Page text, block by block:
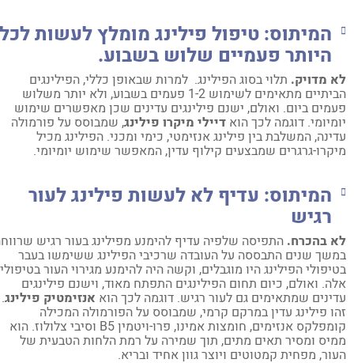
המיתוס:טיפול פילינג מומלץ לעשות לכל
היותר פעמיים שלוש בשבוע.
מדויק.תלוי בסוג הפילינג. למרות שבאופן כללי, הפילינגים
הביתיים מתאימים לשימוש 1-2 פעמים בשבוע, ולא יותר משלוש
ביום. ואולם, ישנם פילינגים עדינים שכן מאפשרים שימוש
דוגמה לכך הואדיילי מיקרו פילינג, שמבוסס על פורמולה
המשלבת בין פילינג אנזימטי, כימי ומכני. הפילינג מכיל
גרגרים שמבצעים קילוף עדין, המאפשר שימוש יומיומי.
המיתוס:עדיף לא לעשות פילינג לעור
רגיש
בהכרח.התפיסה שלפיה עדיף להימנע מפילינג בעור רגיש שרווחה
שנים התבססה על העובדה שרכיבי הפילינג ששימשו בעבר
הפילינג היו מוגבלים, וקשה היה להימנע מגירוי העור בטיפולים
ואולם, כיום תחום הפילינגים התפתח מאוד, וישנם פילינגים
שמתאימים גם לעור רגיש. דוגמה לכך הואאנזימטיק פילינג.
פילינג עדין במרקם קרמי, שמבוסס על הפורמולה המכילה
קומפלקס אנזימים, חומצות אמינו, פרו-ויטמין B5 וסיבי צלולוז. הוא
ומסיר תאים מתים, תוך שמירה על רמת הלחות הטבעית של
מפחית קמטוטים ויוצר גוון אחיד ובריא.